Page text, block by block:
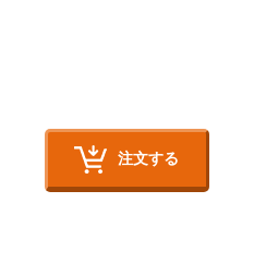
注文する